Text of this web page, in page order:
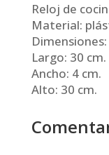
Reloj de
Material:
Dimensiones:
Largo: 30 cm.
Ancho: 4 cm.
Alto: 30 cm.